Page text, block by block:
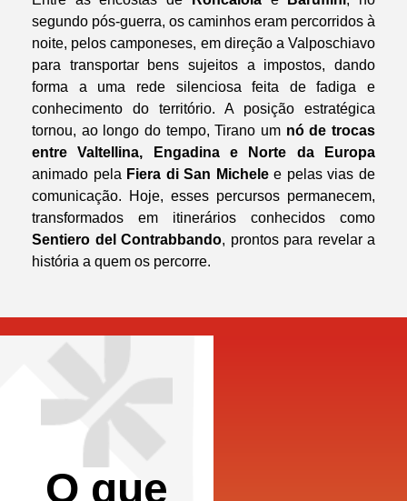
segundo pós-guerra, os caminhos eram percorridos à
noite, pelos camponeses, em direção a Valposchiavo
para transportar bens sujeitos a impostos, dando
forma a uma rede silenciosa feita de fadiga e
conhecimento do território. A posição estratégica
tornou, ao longo do tempo, Tirano um nó de trocas
entre Valtellina, Engadina e Norte da Europa
animado pela Fiera di San Michelee pelas vias de
comunicação. Hoje, esses percursos permanecem,
transformados em itinerários conhecidos como
Sentiero del Contrabbando, prontos para revelar a
história a quem os percorre.
O que